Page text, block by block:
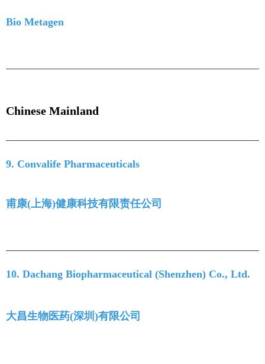
Bio Metagen
Chinese Mainland
9. Convalife Pharmaceuticals
甫康(上海)健康科技有限责任公司
10. Dachang Biopharmaceutical (Shenzhen) Co., Ltd.
大昌生物医药(深圳)有限公司